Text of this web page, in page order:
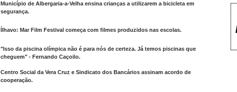
Município de Albergaria-a-Velha ensina crianças a utilizarem a bicicleta em
segurança.
Ílhavo: Mar Film Festival começa com filmes produzidos nas escolas.
"Isso da piscina olímpica não é para nós de certeza. Já temos piscinas que
cheguem" - Fernando Caçoilo.
Centro Social da Vera Cruz e Sindicato dos Bancários assinam acordo de
cooperação.